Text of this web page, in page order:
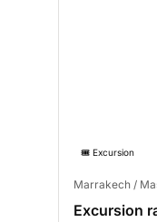
🎟️ Excursion
Marrakech /
Excursion